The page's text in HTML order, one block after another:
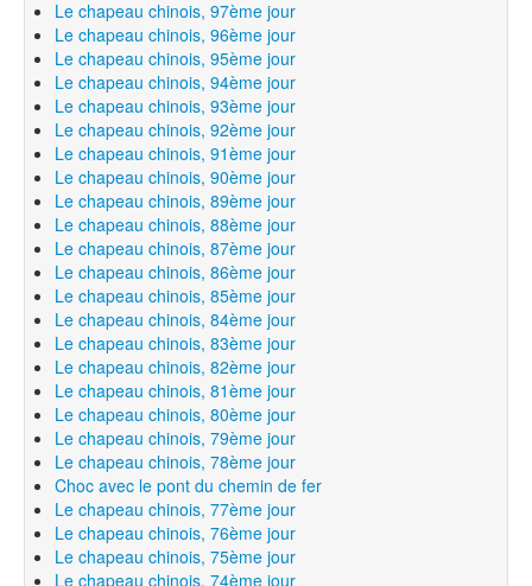
Le chapeau chinois, 97ème jour
Le chapeau chinois, 96ème jour
Le chapeau chinois, 95ème jour
Le chapeau chinois, 94ème jour
Le chapeau chinois, 93ème jour
Le chapeau chinois, 92ème jour
Le chapeau chinois, 91ème jour
Le chapeau chinois, 90ème jour
Le chapeau chinois, 89ème jour
Le chapeau chinois, 88ème jour
Le chapeau chinois, 87ème jour
Le chapeau chinois, 86ème jour
Le chapeau chinois, 85ème jour
Le chapeau chinois, 84ème jour
Le chapeau chinois, 83ème jour
Le chapeau chinois, 82ème jour
Le chapeau chinois, 81ème jour
Le chapeau chinois, 80ème jour
Le chapeau chinois, 79ème jour
Le chapeau chinois, 78ème jour
Choc avec le pont du chemin de fer
Le chapeau chinois, 77ème jour
Le chapeau chinois, 76ème jour
Le chapeau chinois, 75ème jour
Le chapeau chinois, 74ème jour